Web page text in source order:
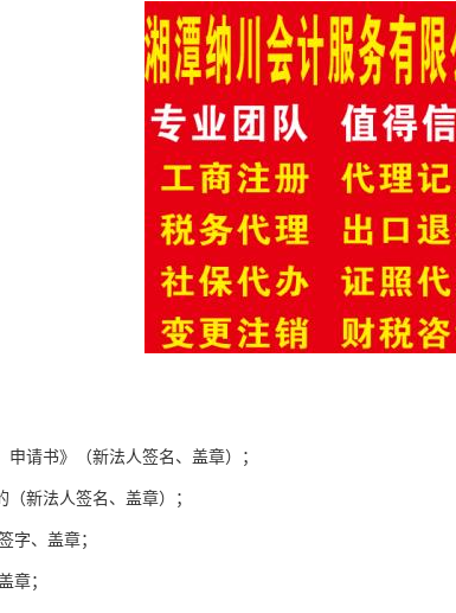
申请书》（新法人签名、盖章）；
新法人签名、盖章）；
字、盖章；
章；